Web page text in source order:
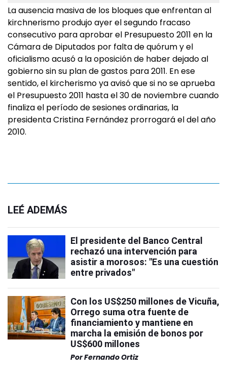
La ausencia masiva de los bloques que enfrentan al
kirchnerismo produjo ayer el segundo fracaso
consecutivo para aprobar el Presupuesto 2011 en la
Cámara de Diputados por falta de quórum y el
oficialismo acusó a la oposición de haber dejado al
gobierno sin su plan de gastos para 2011. En ese
sentido, el kircherismo ya avisó que si no se aprueba
el Presupuesto 2011 hasta el 30 de noviembre cuando
finaliza el período de sesiones ordinarias, la
presidenta Cristina Fernández prorrogará el del año
2010.
LEÉ ADEMÁS
El presidente del Banco Central
rechazó una intervención para
asistir a morosos: "Es una cuestión
entre privados"
Con los US$250 millones de Vicuña,
Orrego suma otra fuente de
financiamiento y mantiene en
marcha la emisión de bonos por
US$600 millones
PorFernando Ortiz